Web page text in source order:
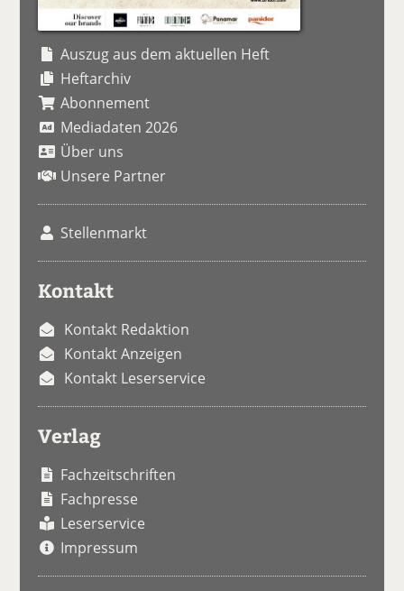
Auszug aus dem aktuellen Heft
Heftarchiv
Abonnement
Mediadaten 2026
Über uns
Unsere Partner
Stellenmarkt
Kontakt
Kontakt Redaktion
Kontakt Anzeigen
Kontakt Leserservice
Verlag
Fachzeitschriften
Fachpresse
Leserservice
Impressum